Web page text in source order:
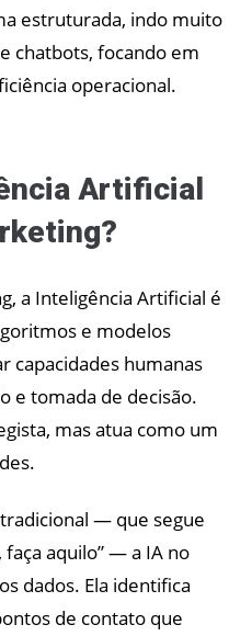
estruturada, indo muito
chatbots, focando em
operacional.
Artificial
a Inteligência Artificial é
e modelos
capacidades humanas
e tomada de decisão.
mas atua como um
— que segue
faça aquilo” — a IA no
dados. Ela identifica
de contato que